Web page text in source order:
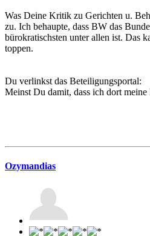
Was Deine Kritik zu Gerichten u.
zu. Ich behaupte, dass BW das
bürokratischsten unter allen ist. Das
toppen.
Du verlinkst das Beteiligungsportal:
Meinst Du damit, dass ich dort
Ozymandias